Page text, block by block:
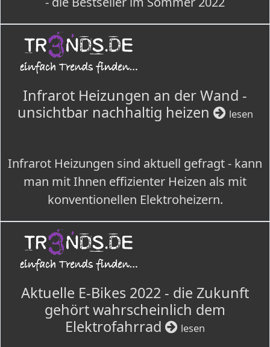
Infrarot Heizungen an der Wand -
unsichtbar nachhaltig heizen
lesen
Infrarot Heizungen sind aktuell gefragt - kann
man mit Ihnen effizienter Heizen als mit
konventionellen Elektroheizern.
Aktuelle E-Bikes 2022 - die Zukunft
gehört wahrscheinlich dem
Elektrofahrrad
lesen